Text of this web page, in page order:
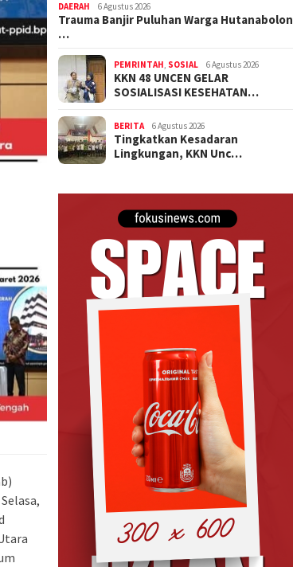
DAERAH 6 Agustus 2026
Trauma Banjir Puluhan Warga Hutanabolon
…
PEMRINTAH, SOSIAL 6 Agustus 2026
KKN 48 UNCEN GELAR
SOSIALISASI KESEHATAN…
BERITA 6 Agustus 2026
Tingkatkan Kesadaran
Lingkungan, KKN Unc…